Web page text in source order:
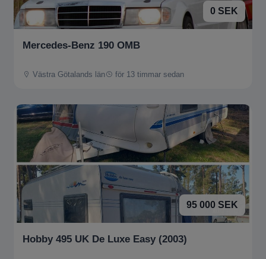
0 SEK
Mercedes-Benz 190 OMB
Västra Götalands län för 13 timmar sedan
95 000 SEK
Hobby 495 UK De Luxe Easy (2003)